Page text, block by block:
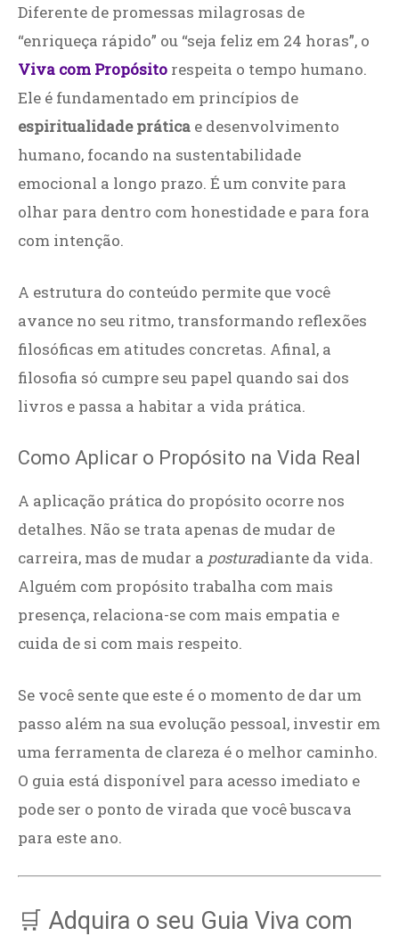
Diferente de promessas milagrosas de
“enriqueça rápido” ou “seja feliz em 24 horas”, o
Viva com Propósito respeita o tempo humano.
Ele é fundamentado em princípios de
espiritualidade prática e desenvolvimento
humano, focando na sustentabilidade
emocional a longo prazo. É um convite para
olhar para dentro com honestidade e para fora
com intenção.
A estrutura do conteúdo permite que você
avance no seu ritmo, transformando reflexões
filosóficas em atitudes concretas. Afinal, a
filosofia só cumpre seu papel quando sai dos
livros e passa a habitar a vida prática.
Como Aplicar o Propósito na Vida Real
A aplicação prática do propósito ocorre nos
detalhes. Não se trata apenas de mudar de
carreira, mas de mudar a posturadiante da vida.
Alguém com propósito trabalha com mais
presença, relaciona-se com mais empatia e
cuida de si com mais respeito.
Se você sente que este é o momento de dar um
passo além na sua evolução pessoal, investir em
uma ferramenta de clareza é o melhor caminho.
O guia está disponível para acesso imediato e
pode ser o ponto de virada que você buscava
para este ano.
🛒 Adquira o seu Guia Viva com